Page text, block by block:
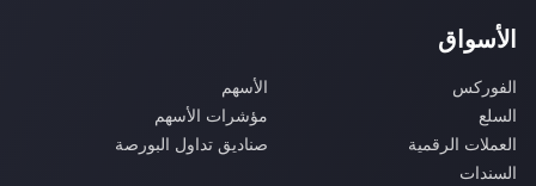
الأسواق
الفوركس
الأسهم
السلع
مؤشرات الأسهم
العملات الرقمية
صناديق تداول البورصة
السندات